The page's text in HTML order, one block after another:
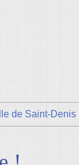
de Saint-Denis